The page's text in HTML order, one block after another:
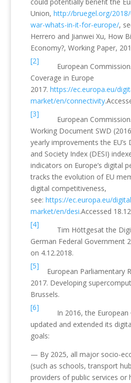
Union, http://bruegel.org/
war-whats-in-it-for-europe/,
Herrero and Jianwei Xu, How
Economy?, Working Paper,
[2]
European
Coverage in Europe
2017. https://ec.europa.eu/
market/en/connectivity
[3]
European
Working Document SWD
yearly improvements the EU’s
and Society Index (DESI)
indicators on Europe’s digital
tracks the evolution of EU
digital competitiveness,
see: https://ec.europa.eu/
market/en/desi.Accessed
[4]
Tim Höttgesat the
German Federal Government
on 4.12.2018.
[5]
European Parliamentary
2017. Developing
Brussels.
[6]
In 2016, the
updated and extended its
goals:
— By 2025, all major socio-
(such as schools, transport
providers of public services or